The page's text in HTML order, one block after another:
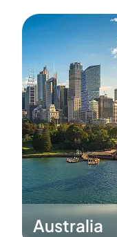
Australia